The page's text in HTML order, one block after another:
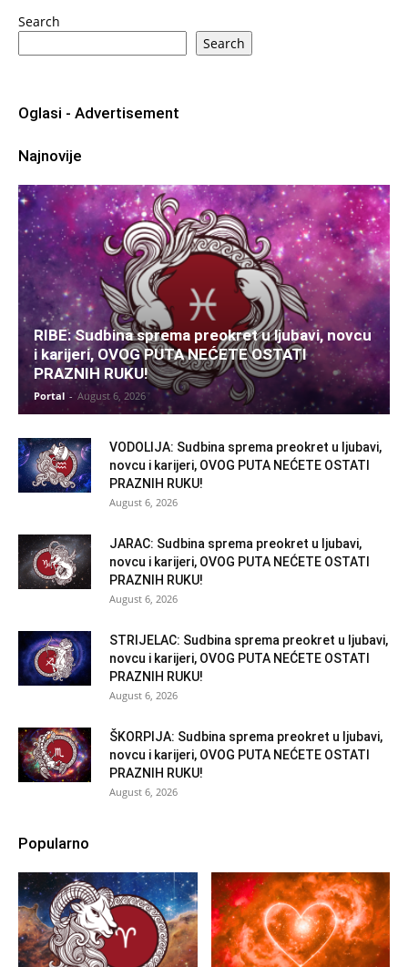
Search
Search
Oglasi - Advertisement
Najnovije
RIBE: Sudbina sprema preokret u ljubavi, novcu
i karijeri, OVOG PUTA NEĆETE OSTATI
PRAZNIH RUKU!
Portal - August 6, 2026
VODOLIJA: Sudbina sprema preokret u ljubavi,
novcu i karijeri, OVOG PUTA NEĆETE OSTATI
PRAZNIH RUKU!
August 6, 2026
JARAC: Sudbina sprema preokret u ljubavi,
novcu i karijeri, OVOG PUTA NEĆETE OSTATI
PRAZNIH RUKU!
August 6, 2026
STRIJELAC: Sudbina sprema preokret u ljubavi,
novcu i karijeri, OVOG PUTA NEĆETE OSTATI
PRAZNIH RUKU!
August 6, 2026
ŠKORPIJA: Sudbina sprema preokret u ljubavi,
novcu i karijeri, OVOG PUTA NEĆETE OSTATI
PRAZNIH RUKU!
August 6, 2026
Popularno